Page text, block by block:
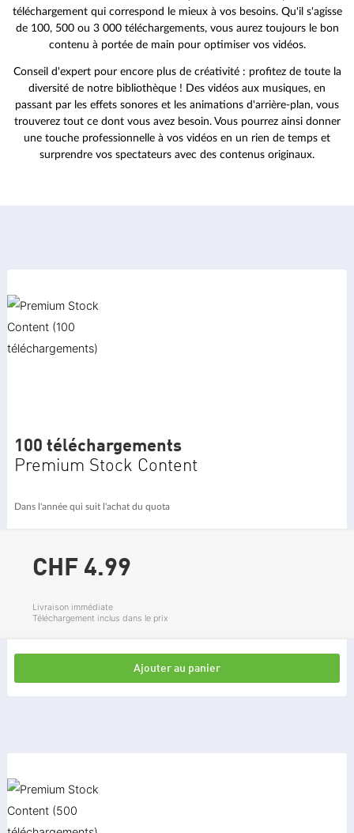
téléchargement qui correspond le mieux à vos besoins. Qu'il s'agisse
de 100, 500 ou 3 000 téléchargements, vous aurez toujours le bon
contenu à portée de main pour optimiser vos vidéos.
Conseil d'expert pour encore plus de créativité : profitez de toute la
diversité de notre bibliothèque ! Des vidéos aux musiques, en
passant par les effets sonores et les animations d'arrière-plan, vous
trouverez tout ce dont vous avez besoin. Vous pourrez ainsi donner
une touche professionnelle à vos vidéos en un rien de temps et
surprendre vos spectateurs avec des contenus originaux.
100 téléchargements
Premium Stock Content
Dans l'année qui suit l'achat du quota
CHF 4.99
Livraison immédiate
Téléchargement inclus dans le prix
Ajouter au panier